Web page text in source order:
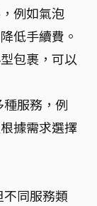
例如氣泡
低手續費。
包裹，可以
種服務，例
據需求選擇
同服務類